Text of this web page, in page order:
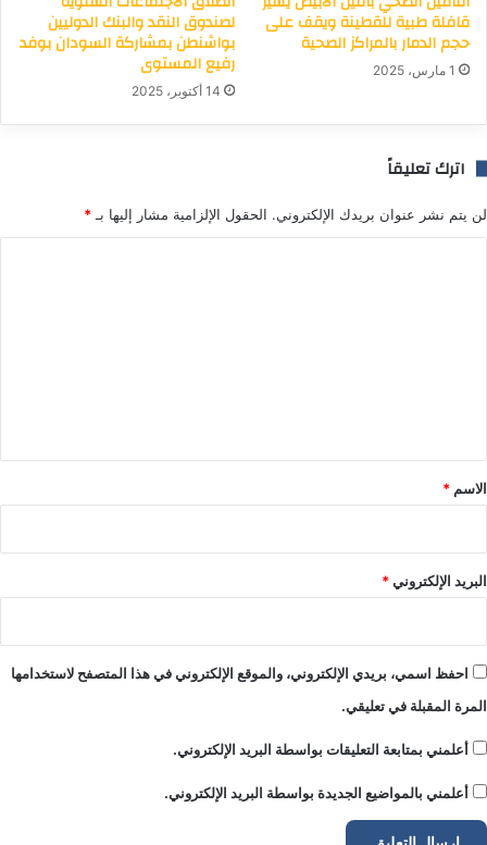
قافلة طبية للقطينة ويقف على
حجم الدمار بالمراكز الصحية
1 مارس، 2025
لصندوق النقد والبنك الدوليين
بواشنطن بمشاركة السودان بوفد
رفيع المستوى
14 أكتوبر، 2025
اترك تعليقاً
لن يتم نشر عنوان بريدك الإلكتروني. الحقول الإلزامية مشار إليها بـ *
*
الاسم *
البريد الإلكتروني*
احفظ اسمي، بريدي الإلكتروني، والموقع الإلكتروني في هذا المتصفح لاستخدامها
المرة المقبلة في تعليقي.
أعلمني بمتابعة التعليقات بواسطة البريد الإلكتروني.
أعلمني بالمواضيع الجديدة بواسطة البريد الإلكتروني.